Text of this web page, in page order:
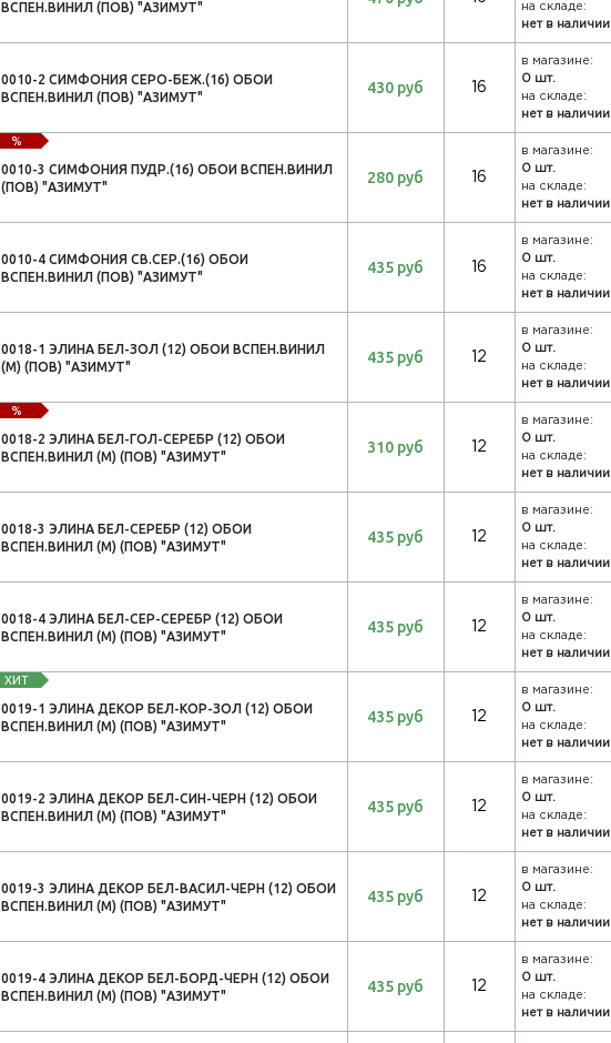
ВСПЕН.ВИНИЛ (ПОВ) "АЗИМУТ"
на складе:
нет в наличии
0010-2 СИМФОНИЯ СЕРО-БЕЖ.(16) ОБОИ
ВСПЕН.ВИНИЛ (ПОВ) "АЗИМУТ"
430 руб 16
в магазине:
0 шт.
на складе:
нет в наличии
%
0010-3 СИМФОНИЯ ПУДР.(16) ОБОИ ВСПЕН.ВИНИЛ
(ПОВ) "АЗИМУТ"
280 руб 16
в магазине:
0 шт.
на складе:
нет в наличии
0010-4 СИМФОНИЯ СВ.СЕР.(16) ОБОИ
ВСПЕН.ВИНИЛ (ПОВ) "АЗИМУТ"
435 руб 16
в магазине:
0 шт.
на складе:
нет в наличии
0018-1 ЭЛИНА БЕЛ-ЗОЛ (12) ОБОИ ВСПЕН.ВИНИЛ
(М) (ПОВ) "АЗИМУТ"
435 руб 12
в магазине:
0 шт.
на складе:
нет в наличии
%
0018-2 ЭЛИНА БЕЛ-ГОЛ-СЕРЕБР (12) ОБОИ
ВСПЕН.ВИНИЛ (М) (ПОВ) "АЗИМУТ"
310 руб 12
в магазине:
0 шт.
на складе:
нет в наличии
0018-3 ЭЛИНА БЕЛ-СЕРЕБР (12) ОБОИ
ВСПЕН.ВИНИЛ (М) (ПОВ) "АЗИМУТ"
435 руб 12
в магазине:
0 шт.
на складе:
нет в наличии
0018-4 ЭЛИНА БЕЛ-СЕР-СЕРЕБР (12) ОБОИ
ВСПЕН.ВИНИЛ (М) (ПОВ) "АЗИМУТ"
435 руб 12
в магазине:
0 шт.
на складе:
нет в наличии
ХИТ
0019-1 ЭЛИНА ДЕКОР БЕЛ-КОР-ЗОЛ (12) ОБОИ
ВСПЕН.ВИНИЛ (М) (ПОВ) "АЗИМУТ"
435 руб 12
в магазине:
0 шт.
на складе:
нет в наличии
0019-2 ЭЛИНА ДЕКОР БЕЛ-СИН-ЧЕРН (12) ОБОИ
ВСПЕН.ВИНИЛ (М) (ПОВ) "АЗИМУТ"
435 руб 12
в магазине:
0 шт.
на складе:
нет в наличии
0019-3 ЭЛИНА ДЕКОР БЕЛ-ВАСИЛ-ЧЕРН (12) ОБОИ
ВСПЕН.ВИНИЛ (М) (ПОВ) "АЗИМУТ"
435 руб 12
в магазине:
0 шт.
на складе:
нет в наличии
0019-4 ЭЛИНА ДЕКОР БЕЛ-БОРД-ЧЕРН (12) ОБОИ
ВСПЕН.ВИНИЛ (М) (ПОВ) "АЗИМУТ"
435 руб 12
в магазине:
0 шт.
на складе:
нет в наличии